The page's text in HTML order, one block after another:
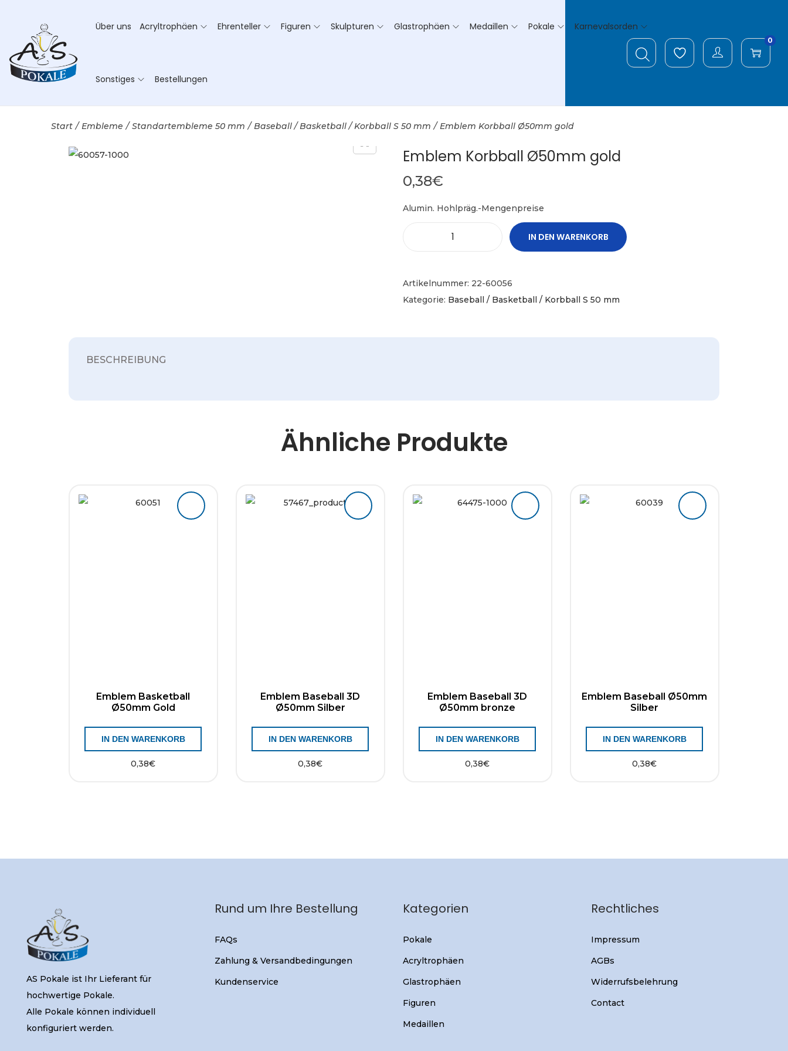
Über uns Acryltrophäen Ehrenteller Figuren Skulpturen Glastrophäen Medaillen Pokale Karnevalsorden
Sonstiges Bestellungen
0
Start / Embleme / Standartembleme 50 mm / Baseball / Basketball / Korbball S 50 mm / Emblem Korbball Ø50mm gold
Emblem Korbball Ø50mm gold
0,38€
Alumin. Hohlpräg.-Mengenpreise
IN DEN WARENKORB
Artikelnummer: 22-60056
Kategorie: Baseball / Basketball / Korbball S 50 mm
BESCHREIBUNG
Ähnliche Produkte
Emblem Basketball
Ø50mm Gold
0,38€
IN DEN WARENKORB
Emblem Baseball 3D
Ø50mm Silber
0,38€
IN DEN WARENKORB
Emblem Baseball 3D
Ø50mm bronze
0,38€
IN DEN WARENKORB
Emblem Baseball Ø50mm
Silber
0,38€
IN DEN WARENKORB
AS Pokale ist Ihr Lieferant für
hochwertige Pokale.
Alle Pokale können individuell
konfiguriert werden.
Rund um Ihre Bestellung
FAQs
Zahlung & Versandbedingungen
Kundenservice
Kategorien
Pokale
Acryltrophäen
Glastrophäen
Figuren
Medaillen
Rechtliches
Impressum
AGBs
Widerrufsbelehrung
Contact